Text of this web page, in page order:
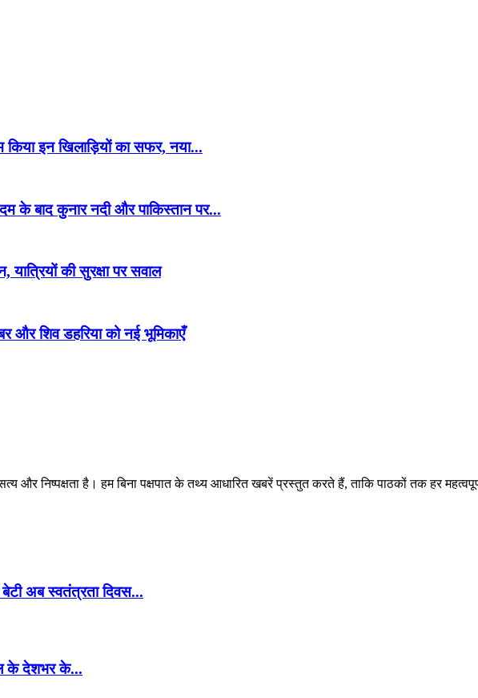
इन खिलाड़ियों का सफर, नया...
के बाद कुनार नदी और पाकिस्तान पर...
यात्रियों की सुरक्षा पर सवाल
और शिव डहरिया को नई भूमिकाएँ
और निष्पक्षता है। हम बिना पक्षपात के तथ्य आधारित खबरें प्रस्तुत करते हैं, ताकि पाठकों तक हर
अब स्वतंत्रता दिवस...
के देशभर के...